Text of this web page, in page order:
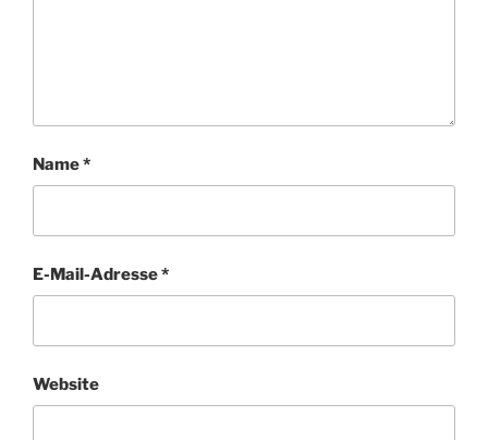
Name*
E-Mail-Adresse*
Website